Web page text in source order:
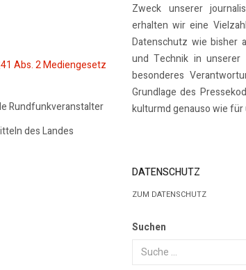
Abs. 2 Mediengesetz
Rundfunkveranstalter
des Landes
Zweck unserer
erhalten wir eine
Datenschutz wie bisher
und Technik in unserer
besonderes
Grundlage des
kulturmd genauso wie
DATENSCHUTZ
ZUM DATENSCHUTZ
Suchen